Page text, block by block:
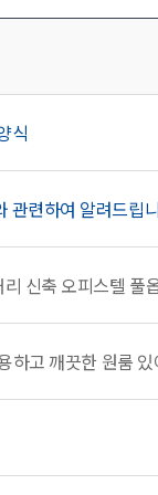
식
관련하여 알려드립
신축 오피스텔 풀
하고 깨끗한 원룸